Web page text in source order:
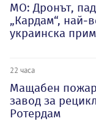
МО: Дронът,
„Кардам“, най-
украинска
22 часа
Мащабен
завод за
Ротердам